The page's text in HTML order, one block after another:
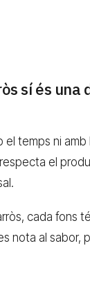
sí és una
el temps ni amb
el
cada fons
nota al sabor,